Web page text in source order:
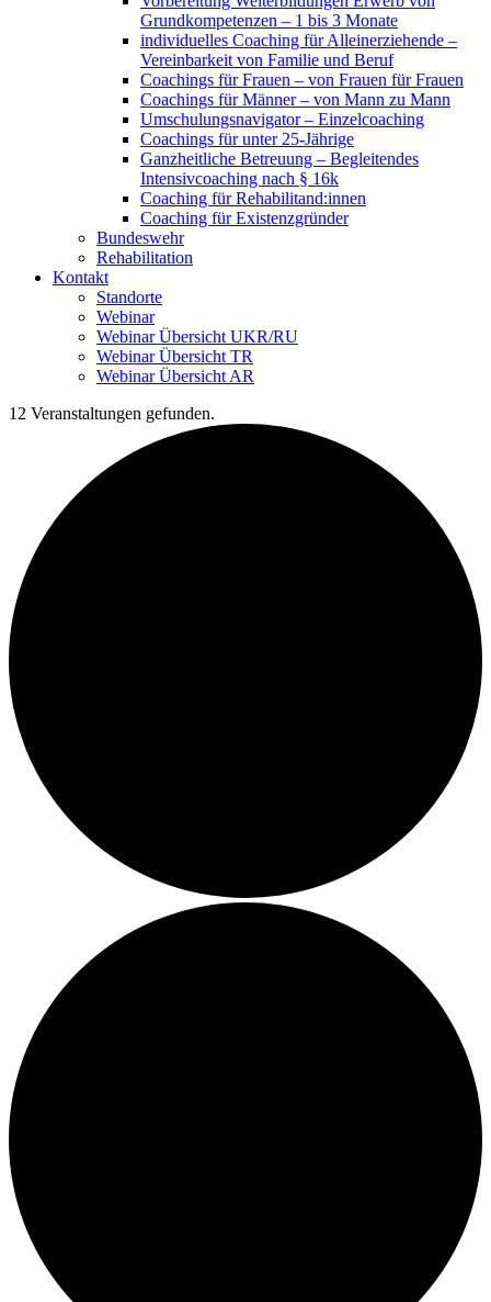
Grundkompetenzen – 1 bis 3 Monate
individuelles Coaching für Alleinerziehende –
Vereinbarkeit von Familie und Beruf
Coachings für Frauen – von Frauen für Frauen
Coachings für Männer – von Mann zu Mann
Umschulungsnavigator – Einzelcoaching
Coachings für unter 25-Jährige
Ganzheitliche Betreuung – Begleitendes
Intensivcoaching nach § 16k
Coaching für Rehabilitand:innen
Coaching für Existenzgründer
Bundeswehr
Rehabilitation
Kontakt
Standorte
Webinar
Webinar Übersicht UKR/RU
Webinar Übersicht TR
Webinar Übersicht AR
12 Veranstaltungen gefunden.